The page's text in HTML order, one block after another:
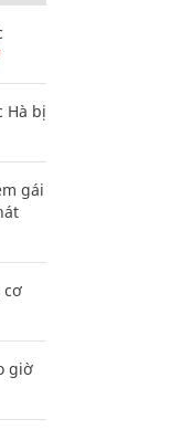
Hà bị
gái
cơ
giờ